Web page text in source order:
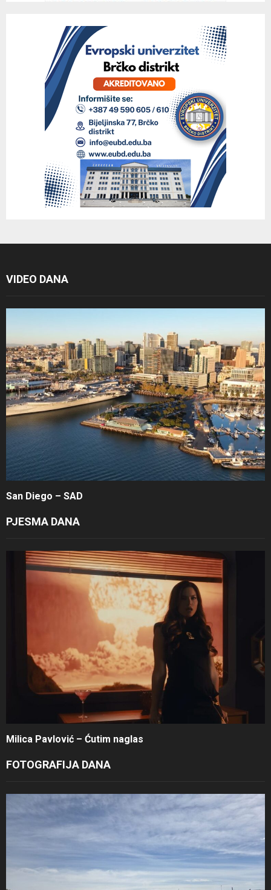
VIDEO DANA
San Diego – SAD
PJESMA DANA
Milica Pavlović – Ćutim naglas
FOTOGRAFIJA DANA